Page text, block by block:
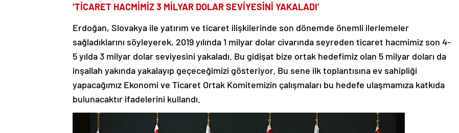
‘TİCARET HACMİMİZ 3 MİLYAR DOLAR SEVİYESİNİ YAKALADI’
Erdoğan, Slovakya ile yatırım ve ticaret ilişkilerinde son dönemde önemli ilerlemeler
sağladıklarını söyleyerek, 2019 yılında 1 milyar dolar civarında seyreden ticaret hacmimiz son 4-
5 yılda 3 milyar dolar seviyesini yakaladı. Bu gidişat bize ortak hedefimiz olan 5 milyar doları da
inşallah yakında yakalayıp geçeceğimizi gösteriyor. Bu sene ilk toplantısına ev sahipliği
yapacağımız Ekonomi ve Ticaret Ortak Komitemizin çalışmaları bu hedefe ulaşmamıza katkıda
bulunacaktır ifadelerini kullandı.